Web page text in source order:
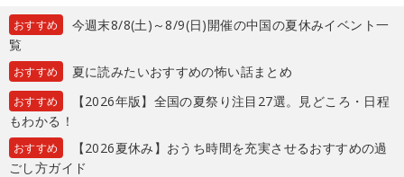
おすすめ
今週末8/8(土)～8/9(日)開催の中国の夏休みイベント一
覧
おすすめ 夏に読みたいおすすめの怖い話まとめ
おすすめ
【2026年版】全国の夏祭り注目27選。見どころ・日程
もわかる！
おすすめ
【2026夏休み】おうち時間を充実させるおすすめの過
ごし方ガイド